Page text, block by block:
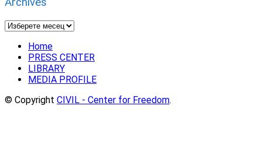
Archives
Home
PRESS CENTER
LIBRARY
MEDIA PROFILE
© Copyright CIVIL - Center for Freedom.